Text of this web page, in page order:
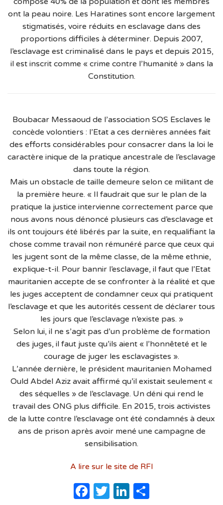
ont la peau noire. Les Haratines sont encore largement
stigmatisés, voire réduits en esclavage dans des
proportions difficiles à déterminer. Depuis 2007,
l’esclavage est criminalisé dans le pays et depuis 2015,
il est inscrit comme « crime contre l’humanité » dans la
Constitution.
Boubacar Messaoud de l’association SOS Esclaves le
concède volontiers : l’Etat a ces dernières années fait
des efforts considérables pour consacrer dans la loi le
caractère inique de la pratique ancestrale de l’esclavage
dans toute la région.
Mais un obstacle de taille demeure selon ce militant de
la première heure. « Il faudrait que sur le plan de la
pratique la justice intervienne correctement parce que
nous avons nous dénoncé plusieurs cas d’esclavage et
ils ont toujours été libérés par la suite, en requalifiant la
chose comme travail non rémunéré parce que ceux qui
les jugent sont de la même classe, de la même ethnie,
explique-t-il. Pour bannir l’esclavage, il faut que l’Etat
mauritanien accepte de se confronter à la réalité et que
les juges acceptent de condamner ceux qui pratiquent
l’esclavage et que les autorités cessent de déclarer tous
les jours que l’esclavage n’existe pas. »
Selon lui, il ne s’agit pas d’un problème de formation
des juges, il faut juste qu’ils aient « l’honnêteté et le
courage de juger les esclavagistes ».
L’année dernière, le président mauritanien Mohamed
Ould Abdel Aziz avait affirmé qu’il existait seulement «
des séquelles » de l’esclavage. Un déni qui rend le
travail des ONG plus difficile. En 2015, trois activistes
de la lutte contre l’esclavage ont été condamnés à deux
ans de prison après avoir mené une campagne de
sensibilisation.
A lire sur le site de RFI
Facebook
TwitterLinkedIn